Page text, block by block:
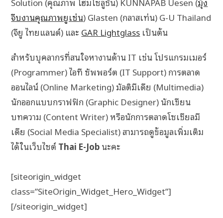
จีบงานคุณภาพยูเซ่น) Glasten (กลาสเท่น) G-U Thailand
(จียู ไทยแลนด์) และ GAR Lightglass เป็นต้น
สำหรับบุคลากรที่สนใจหางานด้าน IT เช่น โปรแกรมเมอร์
(Programmer) ไอที ซัพพอร์ต (IT Support) การตลาด
ออนไลน์ (Online Marketing) มัลติมีเดีย (Multimedia)
นักออกแบบกราฟฟิก (Graphic Designer) นักเขียน
บทความ (Content Writer) หรือนักการตลาดโซเชียลมี
เดีย (Social Media Specialist) สามารถดูข้อมูลเพิ่มเติม
ได้ในเว็บไซต์Thai E-Jobนะคะ
[siteorigin_widget
class=”SiteOrigin_Widget_Hero_Widget”]
[/siteorigin_widget]